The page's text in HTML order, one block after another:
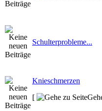
Schulterprobleme...
Knieschmerzen
[